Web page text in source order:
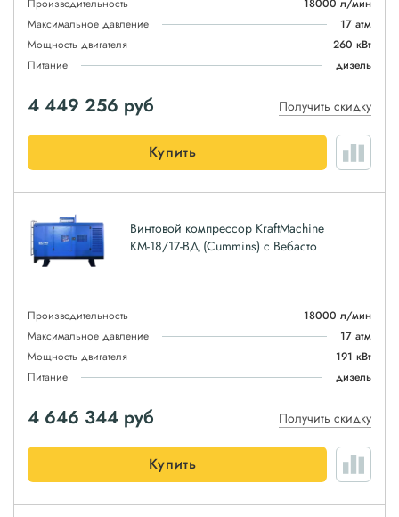
Производительность
18000 л/мин
Максимальное давление
17 атм
Мощность двигателя
260 кВт
Питание
дизель
4 449 256 руб Получить скидку
Купить
Винтовой компрессор KraftMachine
КМ-18/17-ВД (Cummins) с Вебасто
Производительность
18000 л/мин
Максимальное давление
17 атм
Мощность двигателя
191 кВт
Питание
дизель
4 646 344 руб Получить скидку
Купить